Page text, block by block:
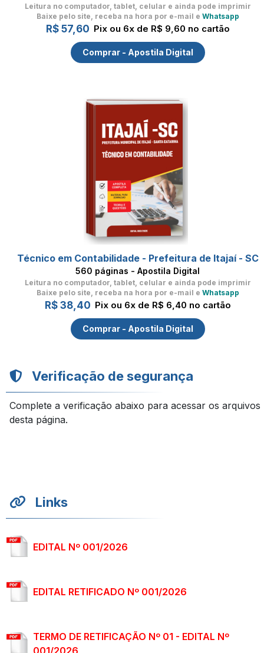
Leitura no computador, tablet, celular e ainda pode imprimir
Baixe pelo site, receba na hora por e-mail e Whatsapp
R$ 57,60 Pix ou 6x de R$ 9,60 no cartão
Comprar - Apostila Digital
Técnico em Contabilidade - Prefeitura de Itajaí - SC
560 páginas - Apostila Digital
Leitura no computador, tablet, celular e ainda pode imprimir
Baixe pelo site, receba na hora por e-mail e Whatsapp
R$ 38,40 Pix ou 6x de R$ 6,40 no cartão
Comprar - Apostila Digital
Verificação de segurança
Complete a verificação abaixo para acessar os arquivos
desta página.
Links
EDITAL Nº 001/2026
EDITAL RETIFICADO Nº 001/2026
TERMO DE RETIFICAÇÃO Nº 01 - EDITAL Nº
001/2026